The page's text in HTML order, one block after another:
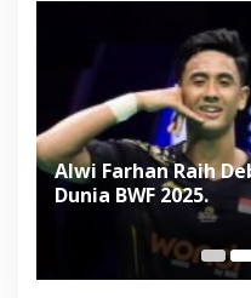
Alwi Farhan Raih
Dunia BWF 2025.